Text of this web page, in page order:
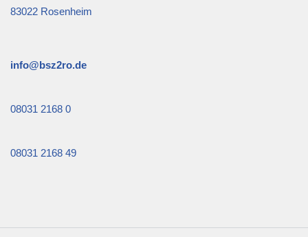
83022 Rosenheim
info@bsz2ro.de
08031 2168 0
08031 2168 49